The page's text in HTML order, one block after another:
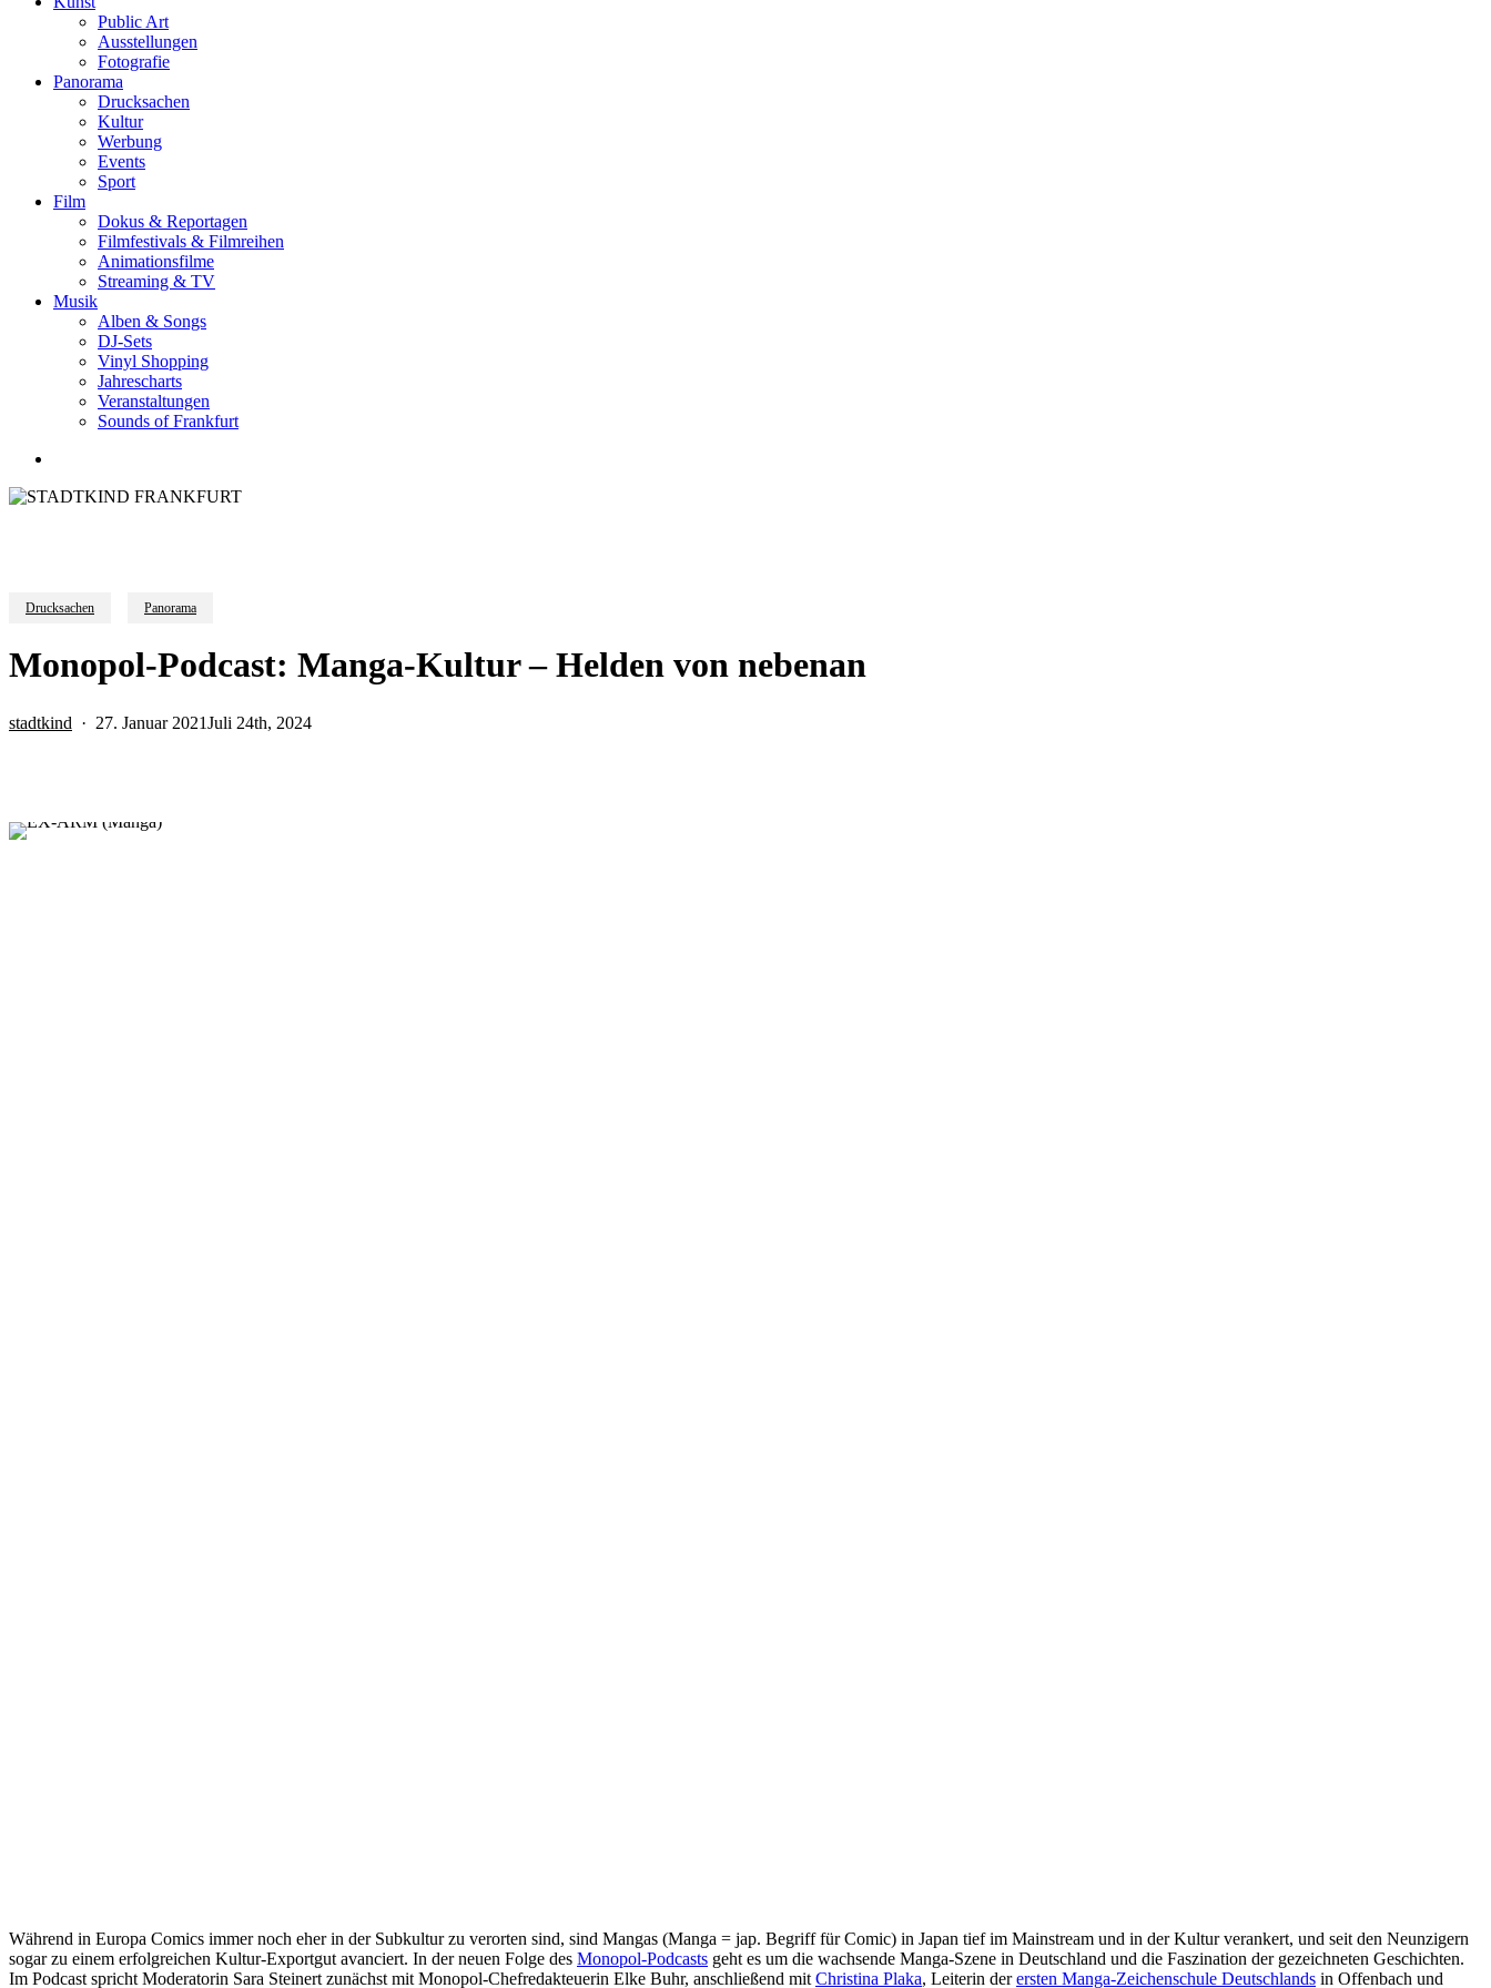
Public Art
Ausstellungen
Fotografie
Panorama
Drucksachen
Kultur
Werbung
Events
Sport
Film
Dokus & Reportagen
Filmfestivals & Filmreihen
Animationsfilme
Streaming & TV
Musik
Alben & Songs
DJ-Sets
Vinyl Shopping
Jahrescharts
Veranstaltungen
Sounds of Frankfurt
Drucksachen Panorama
Monopol-Podcast: Manga-Kultur – Helden von nebenan
stadtkind 27. Januar 2021Juli 24th, 2024
Während in Europa Comics immer noch eher in der Subkultur zu verorten sind, sind Mangas (Manga = jap. Begriff für Comic) in Japan tief im Mainstream und in der Kultur verankert, und seit den Neunzigern
sogar zu einem erfolgreichen Kultur-Exportgut avanciert. In der neuen Folge des Monopol-Podcasts geht es um die wachsende Manga-Szene in Deutschland und die Faszination der gezeichneten Geschichten.
Im Podcast spricht Moderatorin Sara Steinert zunächst mit Monopol-Chefredakteuerin Elke Buhr, anschließend mit Christina Plaka, Leiterin derersten Manga-Zeichenschule Deutschlands in Offenbach und